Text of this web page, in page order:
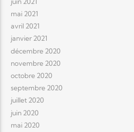
mai 2021
avril 2021
janvier 2021
décembre 2020
novembre 2020
octobre 2020
septembre 2020
juillet 2020
juin 2020
mai 2020